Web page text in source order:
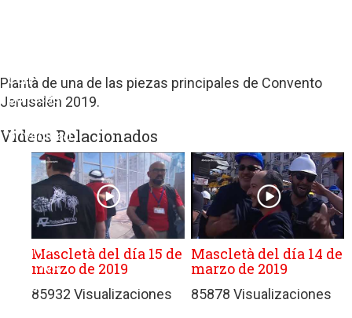
con
políticas
privacidad
ajenas
GRUPO
EDITORIAL
PRENSA
FESTIVA
MPG
Plantà de una de las piezas principales de Convento
Jerusalén 2019.
Videos Relacionados
Mascletà del día 15 de
marzo de 2019
85932 Visualizaciones
Mascletà del día 14 de
marzo de 2019
85878 Visualizaciones